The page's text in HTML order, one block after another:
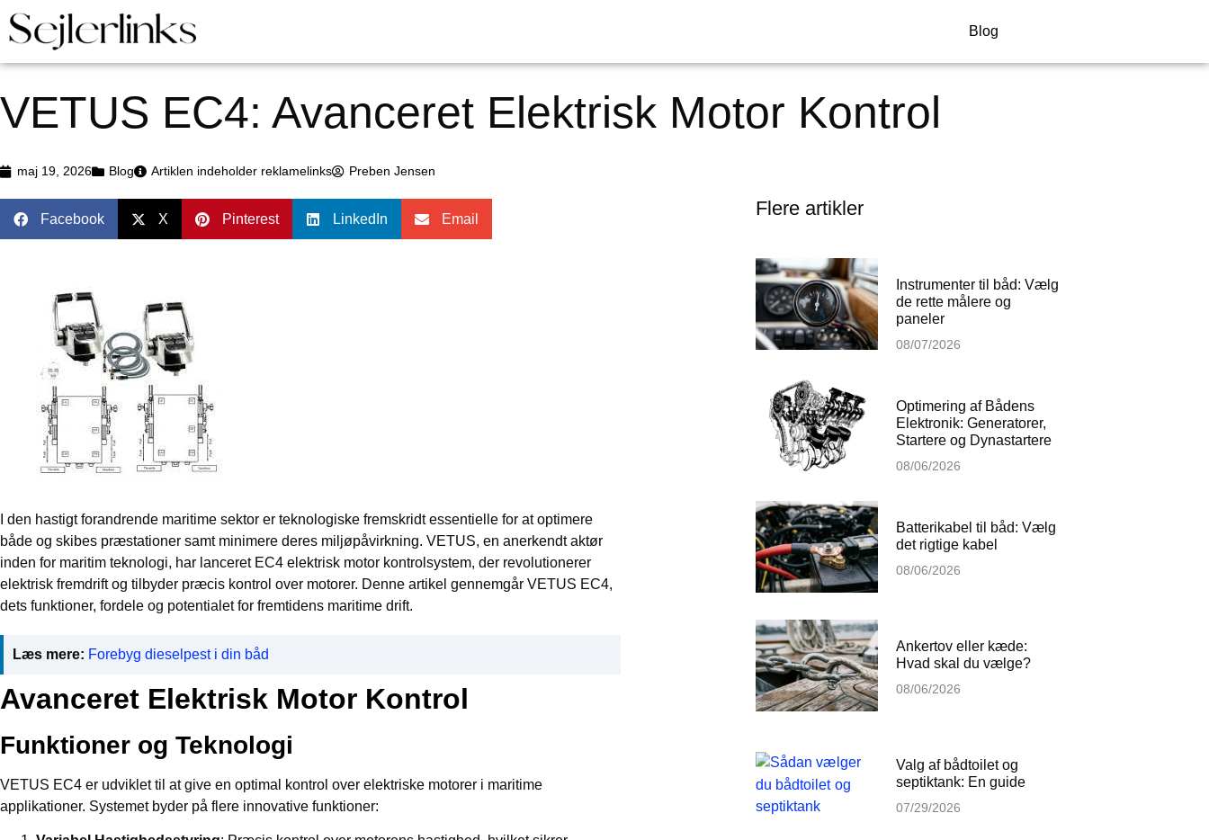
Blog
VETUS EC4: Avanceret Elektrisk Motor Kontrol
maj 19, 2026 Blog Artiklen indeholder reklamelinks Preben Jensen
Facebook X Pinterest LinkedIn Email
I den hastigt forandrende maritime sektor er teknologiske fremskridt essentielle for at optimere
både og skibes præstationer samt minimere deres miljøpåvirkning. VETUS, en anerkendt aktør
inden for maritim teknologi, har lanceret EC4 elektrisk motor kontrolsystem, der revolutionerer
elektrisk fremdrift og tilbyder præcis kontrol over motorer. Denne artikel gennemgår VETUS EC4,
dets funktioner, fordele og potentialet for fremtidens maritime drift.
Læs mere: Forebyg dieselpest i din båd
Avanceret Elektrisk Motor Kontrol
Funktioner og Teknologi
VETUS EC4 er udviklet til at give en optimal kontrol over elektriske motorer i maritime
applikationer. Systemet byder på flere innovative funktioner:
Flere artikler
Instrumenter til båd: Vælg
de rette målere og
paneler
08/07/2026
Optimering af Bådens
Elektronik: Generatorer,
Startere og Dynastartere
08/06/2026
Batterikabel til båd: Vælg
det rigtige kabel
08/06/2026
Ankertov eller kæde:
Hvad skal du vælge?
08/06/2026
Valg af bådtoilet og
septiktank: En guide
07/29/2026